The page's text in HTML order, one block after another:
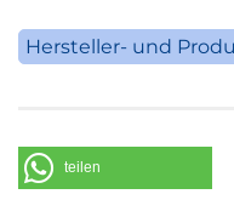
Hersteller- und
Telefon:
teilen